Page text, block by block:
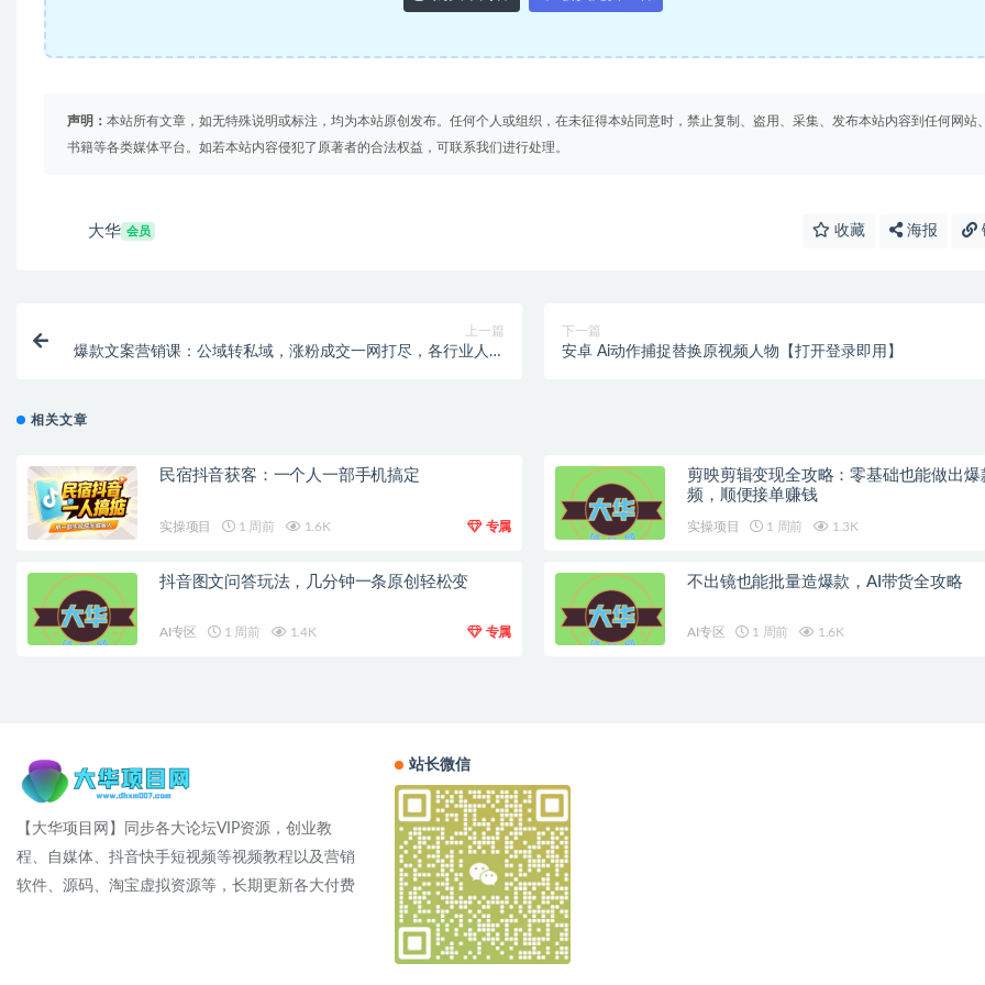
声明： 本站所有文章，如无特殊说明或标注，均为本站原创发布。任何个人或组织，在未征得本站同意时，禁止复制、盗用、采集、发布本站内容到任何网站、
书籍等各类媒体平台。如若本站内容侵犯了原著者的合法权益，可联系我们进行处理。
大华 会员 收藏 海报
上一篇
爆款文案营销课：公域转私域，涨粉成交一网打尽，各行业人士
下一篇
安卓 Ai动作捕捉替换原视频人物【打开登录即用】
相关文章
民宿抖音获客：一个人一部手机搞定
实操项目 1 周前 1.6K 专属
剪映剪辑变现全攻略：零基础也能做出爆
频，顺便接单赚钱
实操项目 1 周前 1.3K
抖音图文问答玩法，几分钟一条原创轻松变
AI专区 1 周前 1.4K 专属
不出镜也能批量造爆款，AI带货全攻略
AI专区 1 周前 1.6K
【大华项目网】同步各大论坛VIP资源，创业教
程、自媒体、抖音快手短视频等视频教程以及营销
软件、源码、淘宝虚拟资源等，长期更新各大付费
站长微信